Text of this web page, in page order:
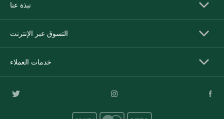
نبذة عنا
التسوق عبر الإنترنت
خدمات العملاء